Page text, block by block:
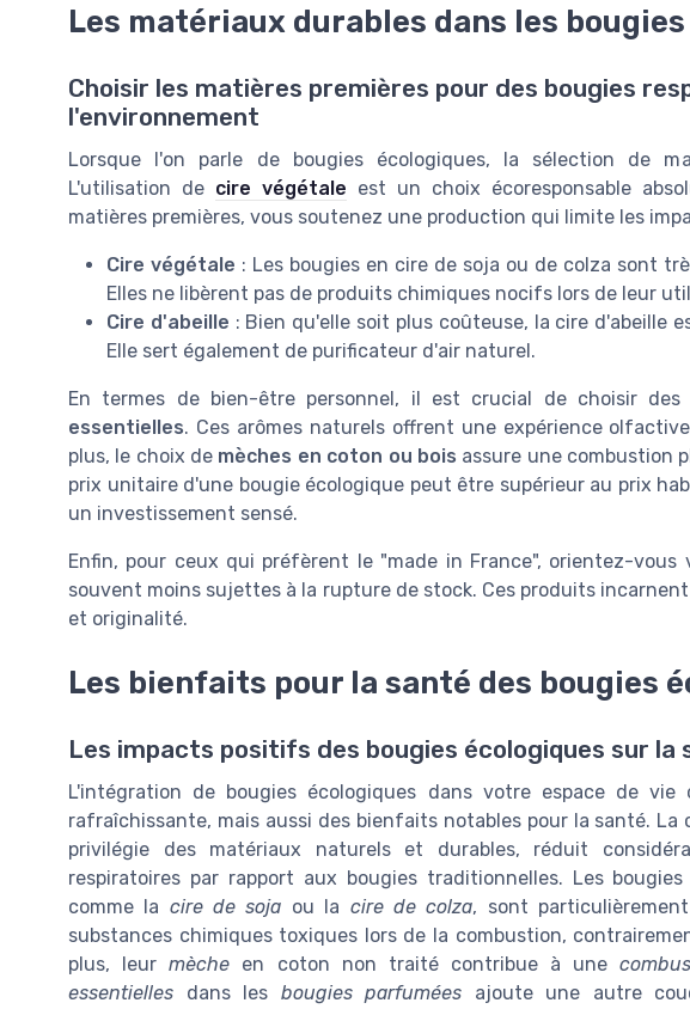
Les matériaux durables dans les
Choisir les matières premières pour des bougies
l'environnement
Lorsque l'on parle de bougies écologiques, la sélection de
L'utilisation de cire végétale est un choix écoresponsable
matières premières, vous soutenez une production qui limite les
Cire végétale : Les bougies en cire de soja ou de colza sont
Elles ne libèrent pas de produits chimiques nocifs lors de leur
Cire d'abeille : Bien qu'elle soit plus coûteuse, la cire d'abeille
Elle sert également de purificateur d'air naturel.
En termes de bien-être personnel, il est crucial de choisir des
essentielles. Ces arômes naturels offrent une expérience
plus, le choix de mèches en coton ou bois assure une combustion
prix unitaire d'une bougie écologique peut être supérieur au prix
un investissement sensé.
Enfin, pour ceux qui préfèrent le "made in France", orientez-vous
souvent moins sujettes à la rupture de stock. Ces produits
et originalité.
Les bienfaits pour la santé des bougies
Les impacts positifs des bougies écologiques sur la
L'intégration de bougies écologiques dans votre espace de
rafraîchissante, mais aussi des bienfaits notables pour la santé. La
privilégie des matériaux naturels et durables, réduit
respiratoires par rapport aux bougies traditionnelles. Les
comme la cire de soja ou la cire de colza, sont
substances chimiques toxiques lors de la combustion,
plus, leurmèche en coton non traité contribue à une
essentielles dans les bougies parfumées ajoute une autre